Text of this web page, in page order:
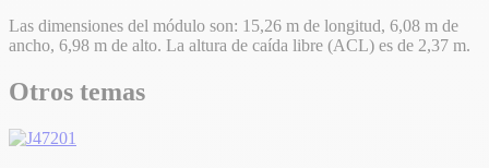
Las dimensiones del módulo son: 15,26 m de longitud, 6,08 m de
ancho, 6,98 m de alto. La altura de caída libre (ACL) es de 2,37 m.
Otros temas